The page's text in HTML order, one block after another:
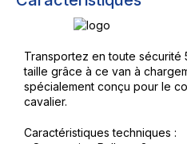
Transportez en toute sécurité
taille grâce à ce van à
spécialement conçu pour le
cavalier.
Caractéristiques techniques :